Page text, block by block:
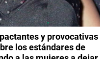
y provocativas
los estándares de